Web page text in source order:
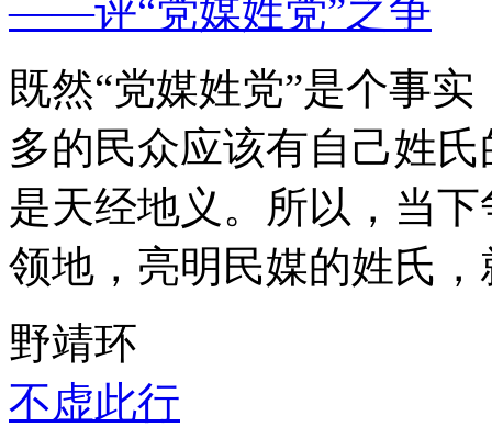
——评“党媒姓党”之争
既然“党媒姓党”是个事
多的民众应该有自己姓
是天经地义。所以，当
领地，亮明民媒的姓氏
野靖环
不虚此行